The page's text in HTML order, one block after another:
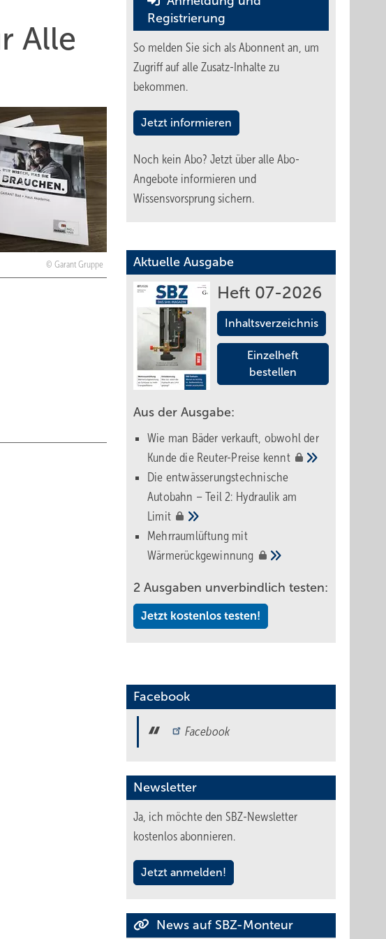
Alle
Garant Gruppe
Registrierung
So melden Sie sich als Abonnent an, um
Zugriff auf alle Zusatz-Inhalte zu
bekommen.
Jetzt informieren
Noch kein Abo? Jetzt über alle Abo-
Angebote informieren und
Wissensvorsprung sichern.
Aktuelle Ausgabe
Heft 07-2026
Inhaltsverzeichnis
Einzelheft
bestellen
Aus der Ausgabe:
Wie man Bäder verkauft, obwohl der
Kunde die Reuter-Preise kennt
Die entwässerungstechnische
Autobahn – Teil 2: Hydraulik am
Limit
Mehrraumlüftung mit
Wärmerückgewinnung
2 Ausgaben unverbindlich testen:
Jetzt kostenlos testen!
Facebook
Facebook
Newsletter
Ja, ich möchte den SBZ-Newsletter
kostenlos abonnieren.
Jetzt anmelden!
News auf SBZ-Monteur